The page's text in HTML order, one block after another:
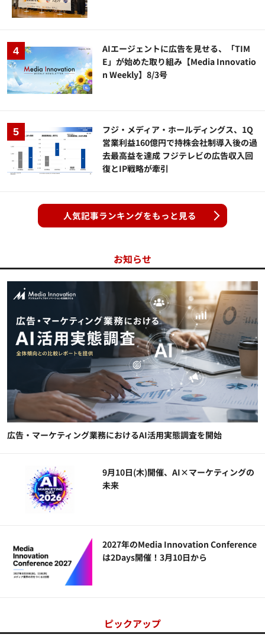
AIエージェントに広告を見せる、「TIM
E」が始めた取り組み【Media Innovatio
n Weekly】8/3号
フジ・メディア・ホールディングス、1Q
営業利益160億円で持株会社制導入後の過
去最高益を達成 フジテレビの広告収入回
復とIP戦略が牽引
人気記事ランキングをもっと見る
お知らせ
広告・マーケティング業務におけるAI活用実態調査を開始
9月10日(木)開催、AI×マーケティングの
未来
2027年のMedia Innovation Conference
は2Days開催！3月10日から
ピックアップ